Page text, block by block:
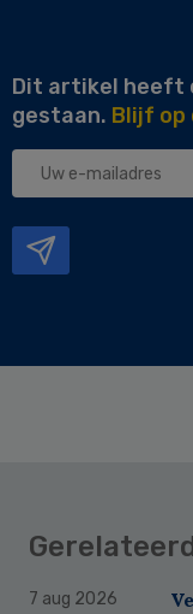
Dit artikel heeft
gestaan. Blijf op
Uw
7 aug 2026